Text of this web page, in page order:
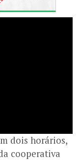
dois horários,
cooperativa